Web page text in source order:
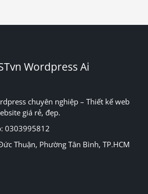
Wordpress Ai
chuyên nghiệp – Thiết kế web
giá rẻ, đẹp.
0303995812
Thuận, Phường Tân Bình, TP.HCM